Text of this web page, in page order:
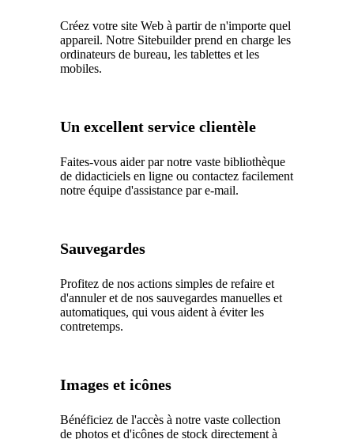
Créez votre site Web à partir de n'importe quel
appareil. Notre Sitebuilder prend en charge les
ordinateurs de bureau, les tablettes et les
mobiles.
Un excellent service clientèle
Faites-vous aider par notre vaste bibliothèque
de didacticiels en ligne ou contactez facilement
notre équipe d'assistance par e-mail.
Sauvegardes
Profitez de nos actions simples de refaire et
d'annuler et de nos sauvegardes manuelles et
automatiques, qui vous aident à éviter les
contretemps.
Images et icônes
Bénéficiez de l'accès à notre vaste collection
de photos et d'icônes de stock directement à